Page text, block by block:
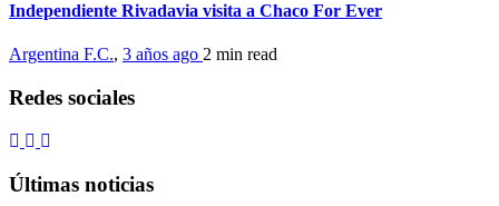
Independiente Rivadavia visita a Chaco For Ever
Argentina F.C., 3 años ago 2 min read
Redes sociales
Últimas noticias